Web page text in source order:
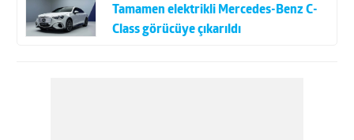
Tamamen elektrikli Mercedes-Benz C-
Class görücüye çıkarıldı